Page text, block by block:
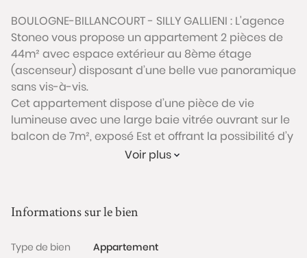
BOULOGNE-BILLANCOURT - SILLY GALLIENI : L'agence
Stoneo vous propose un appartement 2 pièces de
44m² avec espace extérieur au 8ème étage
(ascenseur) disposant d’une belle vue panoramique
sans vis-à-vis.
Cet appartement dispose d’une pièce de vie
lumineuse avec une large baie vitrée ouvrant sur le
balcon de 7m², exposé Est et offrant la possibilité d’y
installer une table et des chaises pour un coin repas
fenêtre au balcon. La salle de bain avec WC est
Voir plus
Informations sur le bien
Type de bien
Appartement